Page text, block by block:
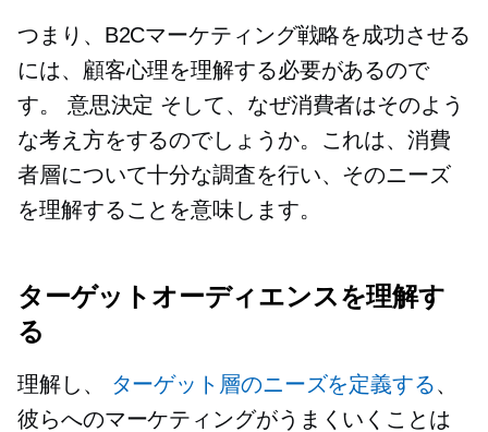
つまり、B2Cマーケティング戦略を成功させる
には、顧客心理を理解する必要があるので
す。 意思決定 そして、なぜ消費者はそのよう
な考え方をするのでしょうか。これは、消費
者層について十分な調査を行い、そのニーズ
を理解することを意味します。
ターゲットオーディエンスを理解す
る
理解し、 ターゲット層のニーズを定義する、
彼らへのマーケティングがうまくいくことは